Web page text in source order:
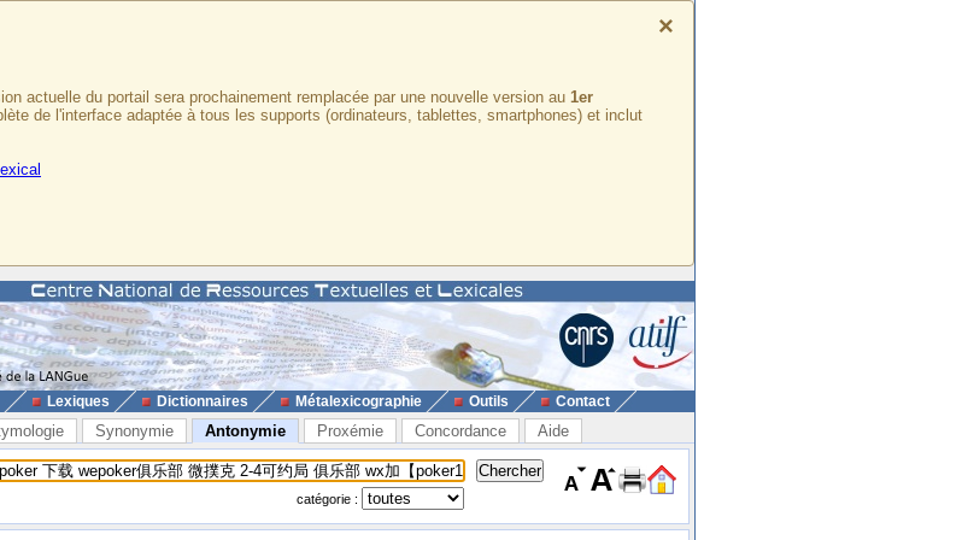
×
actuelle du portail sera prochainement remplacée par une nouvelle version au 1er
de l'interface adaptée à tous les supports (ordinateurs, tablettes, smartphones) et inclut
Lexiques Dictionnaires Métalexicographie Outils Contact
Synonymie Antonymie Proxémie Concordance Aide
catégorie :